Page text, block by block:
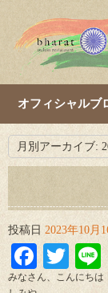
オフィシャルブ
月別アーカイブ:
投稿日 2023年10月
みなさん、こんにちは